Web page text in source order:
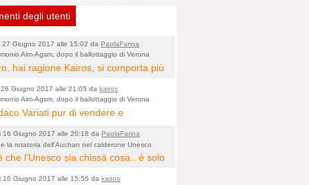
degli utenti
27 Giugno 2017 alle 15:02 da PaolaFarina
Aim-Agsm, dopo il ballottaggio di Verona
corsa contro il tempo
hai ragione Kairos, si comporta più
Ha imparato dai "grandi
voluti in posizioni chiave a
Giugno 2017 alle 21:05 da kairos
Aim-Agsm, dopo il ballottaggio di Verona
corsa contro il tempo
Variati pur di vendere e
16 Giugno 2017 alle 20:18 da PaolaFarina
la rotatoria dell'Auchan nel calderone Unesco
che l'Unesco sia chissà cosa.. è solo
16 Giugno 2017 alle 15:56 da kairos